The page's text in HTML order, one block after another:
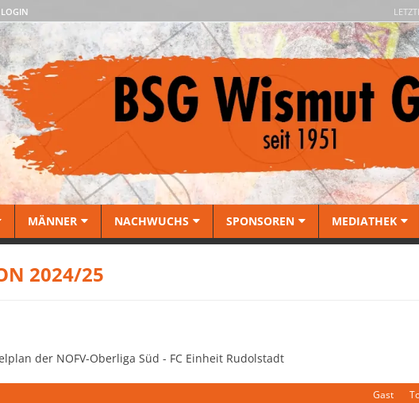
LOGIN
MÄNNER NACHWUCHS SPONSOREN MEDIATHEK
2024/25
der NOFV-Oberliga Süd - FC Einheit Rudolstadt
Gast